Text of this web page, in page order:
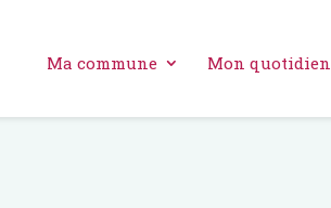
Ma commune Mon quotidien